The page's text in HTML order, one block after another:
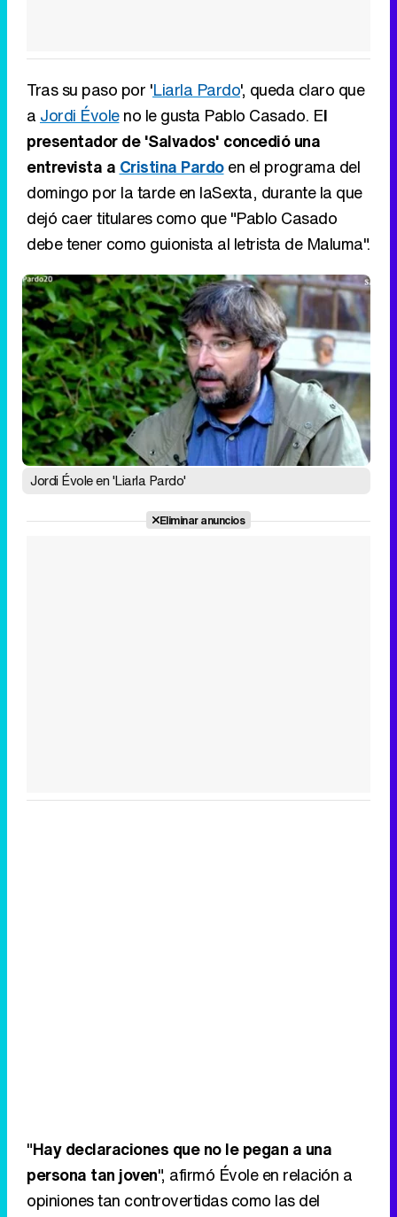
Tras su paso por 'Liarla Pardo', queda claro que
a Jordi Évoleno le gusta Pablo Casado. El
presentador de 'Salvados' concedió una
entrevista a Cristina Pardoen el programa del
domingo por la tarde en laSexta, durante la que
dejó caer titulares como que "Pablo Casado
debe tener como guionista al letrista de Maluma".
Jordi Évole en 'Liarla Pardo'
Eliminar anuncios
"Hay declaraciones que no le pegan a una
persona tan joven", afirmó Évole en relación a
opiniones tan controvertidas como las del